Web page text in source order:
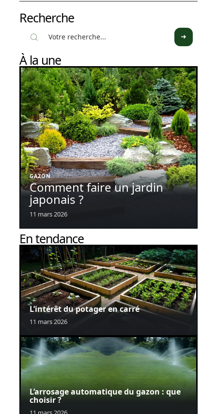
Recherche
À la une
GAZON
Comment faire un jardin
japonais ?
11 mars 2026
En tendance
L’intérêt du potager en carré
11 mars 2026
L’arrosage automatique du gazon : que
choisir ?